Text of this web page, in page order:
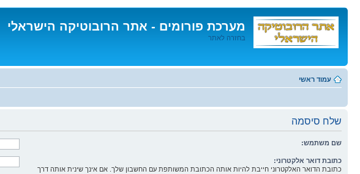
מערכת פורומים - אתר הרובוטיקה הישראלי
בחזרה לאתר
לתוכן
עמוד ראשי
שלח סיסמה
שם משתמש:
כתובת דואר אלקטרוני:
כתובת הדואר האלקטרוני חייבת להיות אותה הכתובת המשותפת עם החשבון שלך. אם אינך שינית אותה דרך